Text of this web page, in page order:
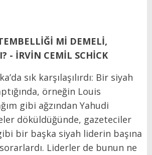
Mİ DEMELİ,
- İRVİN CEMİL SCHİCK
sık karşılaşılırdı: Bir siyah
örneğin Louis
gibi ağzından Yahudi
döküldüğünde, gazeteciler
bir başka siyah liderin başına
Liderler de bunun ne